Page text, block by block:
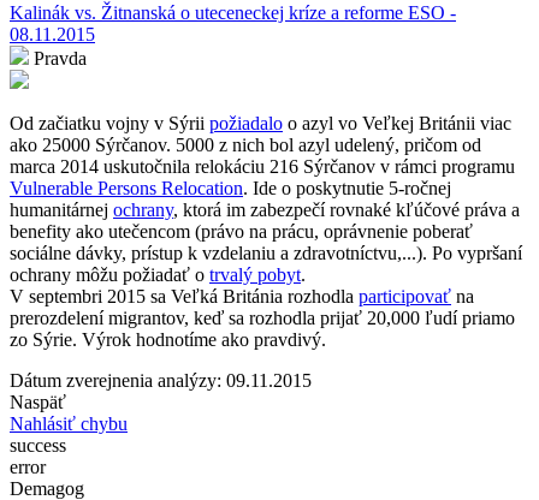
Kalinák vs. Žitnanská o uteceneckej kríze a reforme ESO -
08.11.2015
Pravda
Od začiatku vojny v Sýrii požiadalo o azyl vo Veľkej Británii viac
ako 25000 Sýrčanov. 5000 z nich bol azyl udelený, pričom od
marca 2014 uskutočnila relokáciu 216 Sýrčanov v rámci programu
Vulnerable Persons Relocation. Ide o poskytnutie 5-ročnej
humanitárnej ochrany, ktorá im zabezpečí rovnaké kľúčové práva a
benefity ako utečencom (právo na prácu, oprávnenie poberať
sociálne dávky, prístup k vzdelaniu a zdravotníctvu,...). Po vypršaní
ochrany môžu požiadať o trvalý pobyt.
V septembri 2015 sa Veľká Británia rozhodla participovať na
prerozdelení migrantov, keď sa rozhodla prijať 20,000 ľudí priamo
zo Sýrie. Výrok hodnotíme ako pravdivý.
Dátum zverejnenia analýzy: 09.11.2015
Naspäť
Nahlásiť chybu
success
error
Demagog